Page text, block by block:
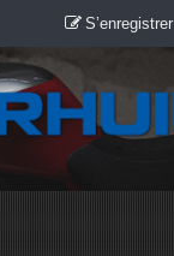
S’enregistrer